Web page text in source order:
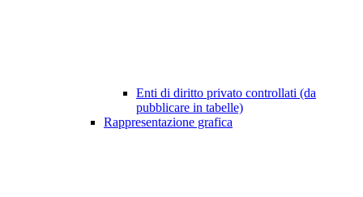
Enti di diritto privato controllati (da
pubblicare in tabelle)
Rappresentazione grafica